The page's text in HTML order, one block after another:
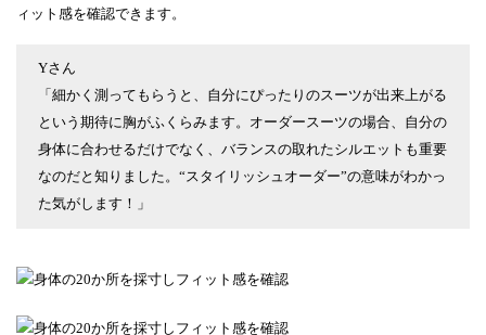
ィット感を確認できます。
Yさん
「細かく測ってもらうと、自分にぴったりのスーツが出来上がる
という期待に胸がふくらみます。オーダースーツの場合、自分の
身体に合わせるだけでなく、バランスの取れたシルエットも重要
なのだと知りました。“スタイリッシュオーダー”の意味がわかっ
た気がします！」